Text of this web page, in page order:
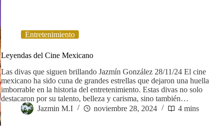
Entretenimiento
Leyendas del Cine Mexicano
Las divas que siguen brillando Jazmín González 28/11/24 El cine
mexicano ha sido cuna de grandes estrellas que dejaron una huella
imborrable en la historia del entretenimiento. Estas divas no solo
destacaron por su talento, belleza y carisma, sino también…
Jazmin M.I
noviembre 28, 2024 4 mins